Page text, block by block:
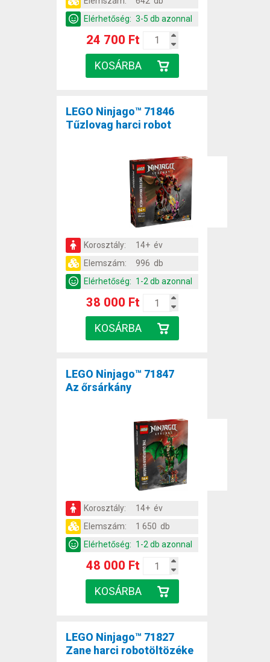
Elérhetőség: 3-5 db azonnal
24 700 Ft
LEGO Ninjago™ 71846
Tűzlovag harci robot
Korosztály:
14+ év
Elemszám:
996 db
Elérhetőség: 1-2 db azonnal
38 000 Ft
LEGO Ninjago™ 71847
Az őrsárkány
Korosztály:
14+ év
Elemszám:
1 650 db
Elérhetőség: 1-2 db azonnal
48 000 Ft
LEGO Ninjago™ 71827
Zane harci robotöltözéke